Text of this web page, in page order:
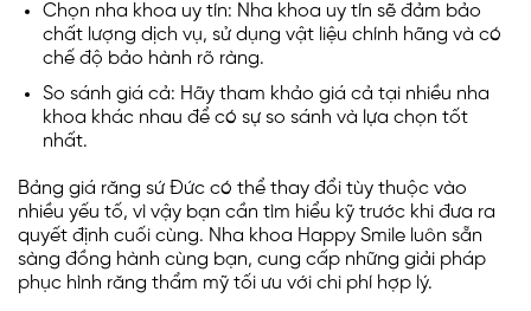
Chọn nha khoa uy tín: Nha khoa uy tín sẽ đảm bảo
chất lượng dịch vụ, sử dụng vật liệu chính hãng và có
chế độ bảo hành rõ ràng.
So sánh giá cả: Hãy tham khảo giá cả tại nhiều nha
khoa khác nhau để có sự so sánh và lựa chọn tốt
nhất.
Bảng giá răng sứ Đức có thể thay đổi tùy thuộc vào
nhiều yếu tố, vì vậy bạn cần tìm hiểu kỹ trước khi đưa ra
quyết định cuối cùng. Nha khoa Happy Smile luôn sẵn
sàng đồng hành cùng bạn, cung cấp những giải pháp
phục hình răng thẩm mỹ tối ưu với chi phí hợp lý.